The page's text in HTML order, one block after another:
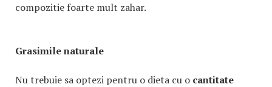
compozitie foarte mult zahar.
Grasimile naturale
Nu trebuie sa optezi pentru o dieta cu o cantitate